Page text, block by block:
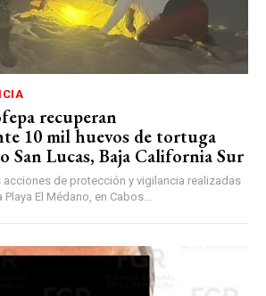
recuperan
10 mil huevos de tortuga
San Lucas, Baja California Sur
acciones de protección y vigilancia realizadas
El Médano, en Cabos...